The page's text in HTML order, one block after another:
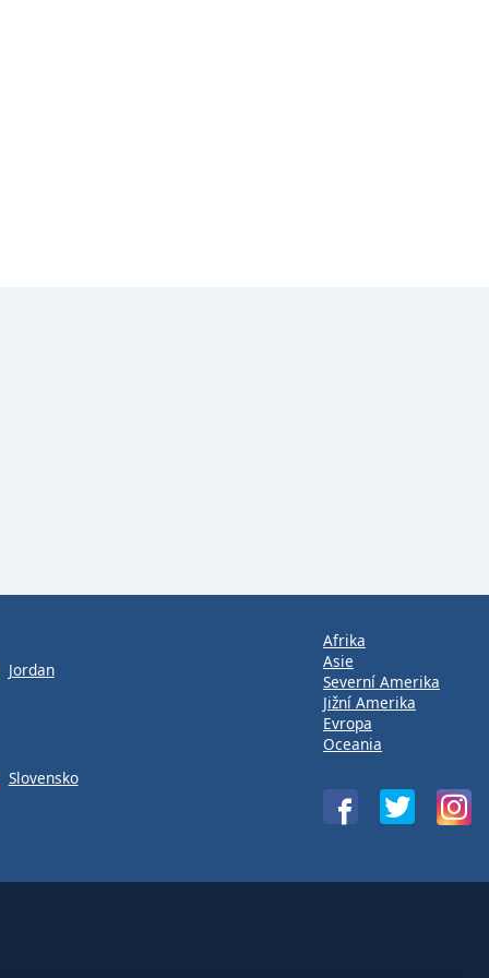
Jordan
Slovensko
Afrika
Asie
Severní Amerika
Jižní Amerika
Evropa
Oceania